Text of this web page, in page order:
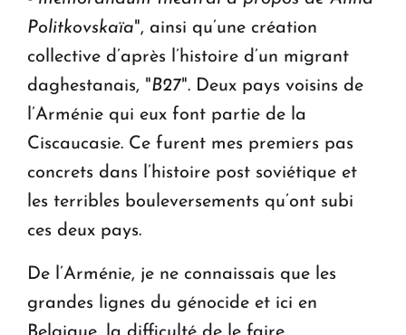
Politkovskaïa", ainsi qu’une création
collective d’après l’histoire d’un migrant
daghestanais, "B27". Deux pays voisins de
l’Arménie qui eux font partie de la
Ciscaucasie. Ce furent mes premiers pas
concrets dans l’histoire post soviétique et
les terribles bouleversements qu’ont subi
ces deux pays.
De l’Arménie, je ne connaissais que les
grandes lignes du génocide et ici en